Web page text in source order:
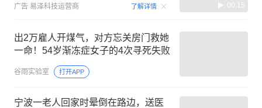
广告 易泽科技运营商 了解详情 00:15
出2万雇人开煤气，对方忘关房门救她
一命！54岁渐冻症女子的4次寻死失败
谷雨实验室 打开APP
宁波一老人回家时晕倒在路边，送医